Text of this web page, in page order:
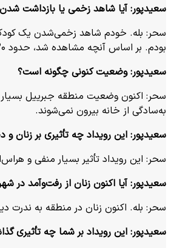
سعیدپور: آیا شاهد زخمی یا بازداشت
بودم. بر اساس آنچه مشاهده شد، حدود ۳۰ تا ۴۰ نفر بازداشت شدند.
سعیدپور: وضعیت کنونی چگونه است؟
سحر: اکنون وضعیت منطقه جبرییل
به‌سادگی از خانه بیرون نمی‌شوند.
سعیدپور: این رویداد چه تأثیری بر
سحر: این رویداد تأثیر بسیار منفی و
سعیدپور: آیا اکنون زنان از رفت‌وآمد در
سحر: بله. اکنون زنان در منطقه به ندرت
سعیدپور: این رویداد بر شما چه تأثیری